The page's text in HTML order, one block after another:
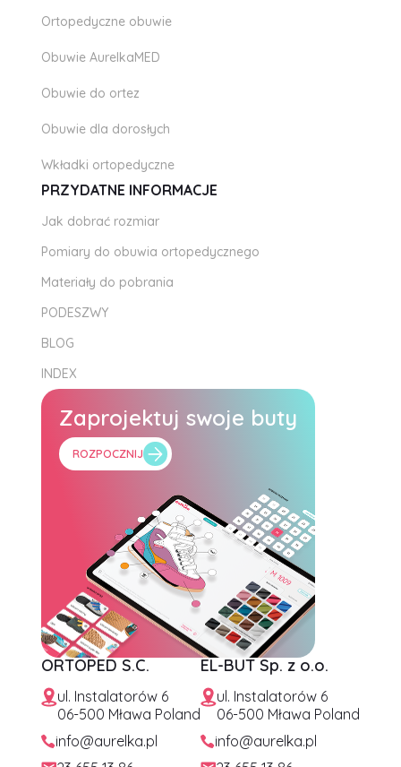
Ortopedyczne obuwie
Obuwie AurelkaMED
Obuwie do ortez
Obuwie dla dorosłych
Wkładki ortopedyczne
PRZYDATNE INFORMACJE
Jak dobrać rozmiar
Pomiary do obuwia ortopedycznego
Materiały do pobrania
PODESZWY
BLOG
INDEX
Zaprojektuj swoje buty
ROZPOCZNIJ
ORTOPED S.C.
ul. Instalatorów 6
06-500 Mława Poland
info@aurelka.pl
EL-BUT Sp. z o.o.
ul. Instalatorów 6
06-500 Mława Poland
info@aurelka.pl